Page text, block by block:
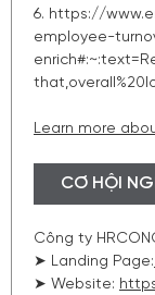
6. https://
employee-
Learn more
CƠ HỘI
Công ty
➤ Landing Page:
➤ Website: